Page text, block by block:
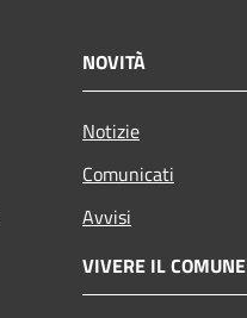
NOVITÀ
Notizie
Comunicati
Avvisi
VIVERE IL COMUNE